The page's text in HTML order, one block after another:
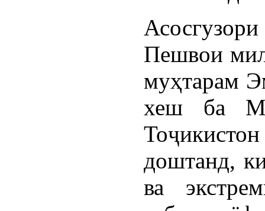
Пешвои
муҳтарам
хеш ба
доштанд,
ва